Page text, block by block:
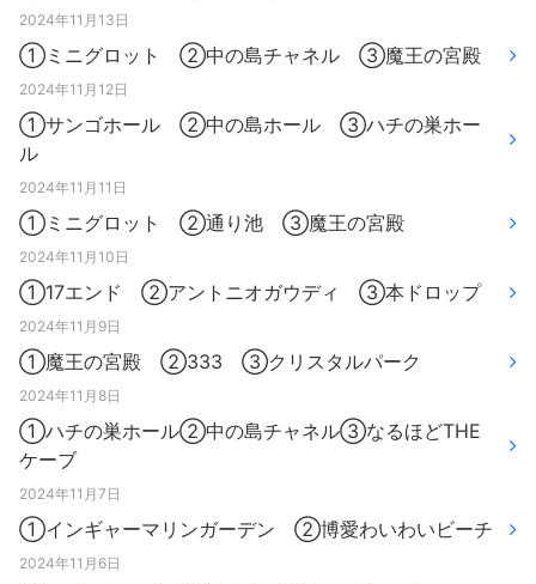
2024年11月13日
①ミニグロット ②中の島チャネル ③魔王の宮殿
2024年11月12日
①サンゴホール ②中の島ホール ③ハチの巣ホー
ル
2024年11月11日
①ミニグロット ②通り池 ③魔王の宮殿
2024年11月10日
①17エンド ②アントニオガウディ ③本ドロップ
2024年11月9日
①魔王の宮殿 ②333 ③クリスタルパーク
2024年11月8日
①ハチの巣ホール②中の島チャネル③なるほどTHE
ケーブ
2024年11月7日
①インギャーマリンガーデン ②博愛わいわいビーチ
2024年11月6日